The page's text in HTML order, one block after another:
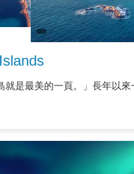
就是最美的一頁。」長年以